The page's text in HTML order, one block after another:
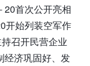
20首次公开亮相
开始列装空军作
召开民营企业
经济巩固好、发